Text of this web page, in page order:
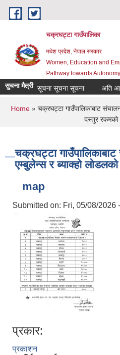
Skip to main content
चक्रघट्टा गाउँपालिका
मधेश प्रदेश, नेपाल सरकार
Women, Education and
Pathway towards Autonomy
सुचना मैत्रीसूचना सूचना सूचना अति
You are here
Home » चक्रघट्टा गाउँपालिकाबाट
दस्तुर रकमको
चक्रघट्टा
एम्बुलेन्स र ब्याक्हो
map
Submitted on: Fri, 05/08/2026
प्रकार:
प्रकाशन